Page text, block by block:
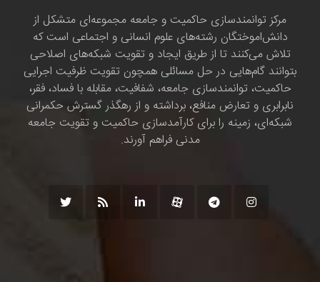
مرکز توانمندسازی حاکمیت و جامعه مجموعه‌ای متشکل از
دانش‌اموختگان رشته‌های علوم انسانی و اجتماعی است که
تلاش می‌کنند تا از طریق ایجاد و تقویت شبکه‌های اصلاحی
بتوانند گام‌هایی در حل مسائلی همچون تقویت ظرفیت اجرایی
حاکمیت، توانمندسازی جامعه، شفافیت، مقابله با فساد، فقر،
نابرابری و تعارض منافع، برداشته و از رهگذر گسترش حکمرانی
شبکه‌ای، زمینه را برای کارآمدسازی حاکمیت و تقویت جامعه
مدنی فراهم آورند.